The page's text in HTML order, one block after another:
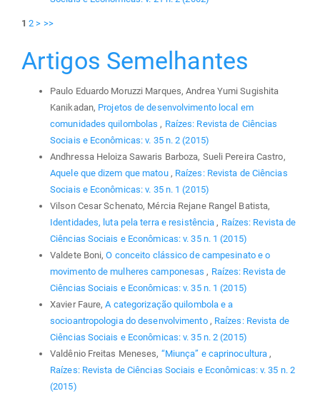
1 2 > >>
Artigos Semelhantes
Paulo Eduardo Moruzzi Marques, Andrea Yumi Sugishita
Kanikadan, Projetos de desenvolvimento local em
comunidades quilombolas , Raízes: Revista de Ciências
Sociais e Econômicas: v. 35 n. 2 (2015)
Andhressa Heloiza Sawaris Barboza, Sueli Pereira Castro,
Aquele que dizem que matou , Raízes: Revista de Ciências
Sociais e Econômicas: v. 35 n. 1 (2015)
Vilson Cesar Schenato, Mércia Rejane Rangel Batista,
Identidades, luta pela terra e resistência , Raízes: Revista de
Ciências Sociais e Econômicas: v. 35 n. 1 (2015)
Valdete Boni,O conceito clássico de campesinato e o
movimento de mulheres camponesas , Raízes: Revista de
Ciências Sociais e Econômicas: v. 35 n. 1 (2015)
Xavier Faure,A categorização quilombola e a
socioantropologia do desenvolvimento , Raízes: Revista de
Ciências Sociais e Econômicas: v. 35 n. 2 (2015)
Valdênio Freitas Meneses, “Miunça” e caprinocultura ,
Raízes: Revista de Ciências Sociais e Econômicas: v. 35 n. 2
(2015)